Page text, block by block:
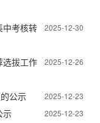
2025-12-30
中考核转
2025-12-26
选拔工作
2025-12-23
公示
2025-12-23
示